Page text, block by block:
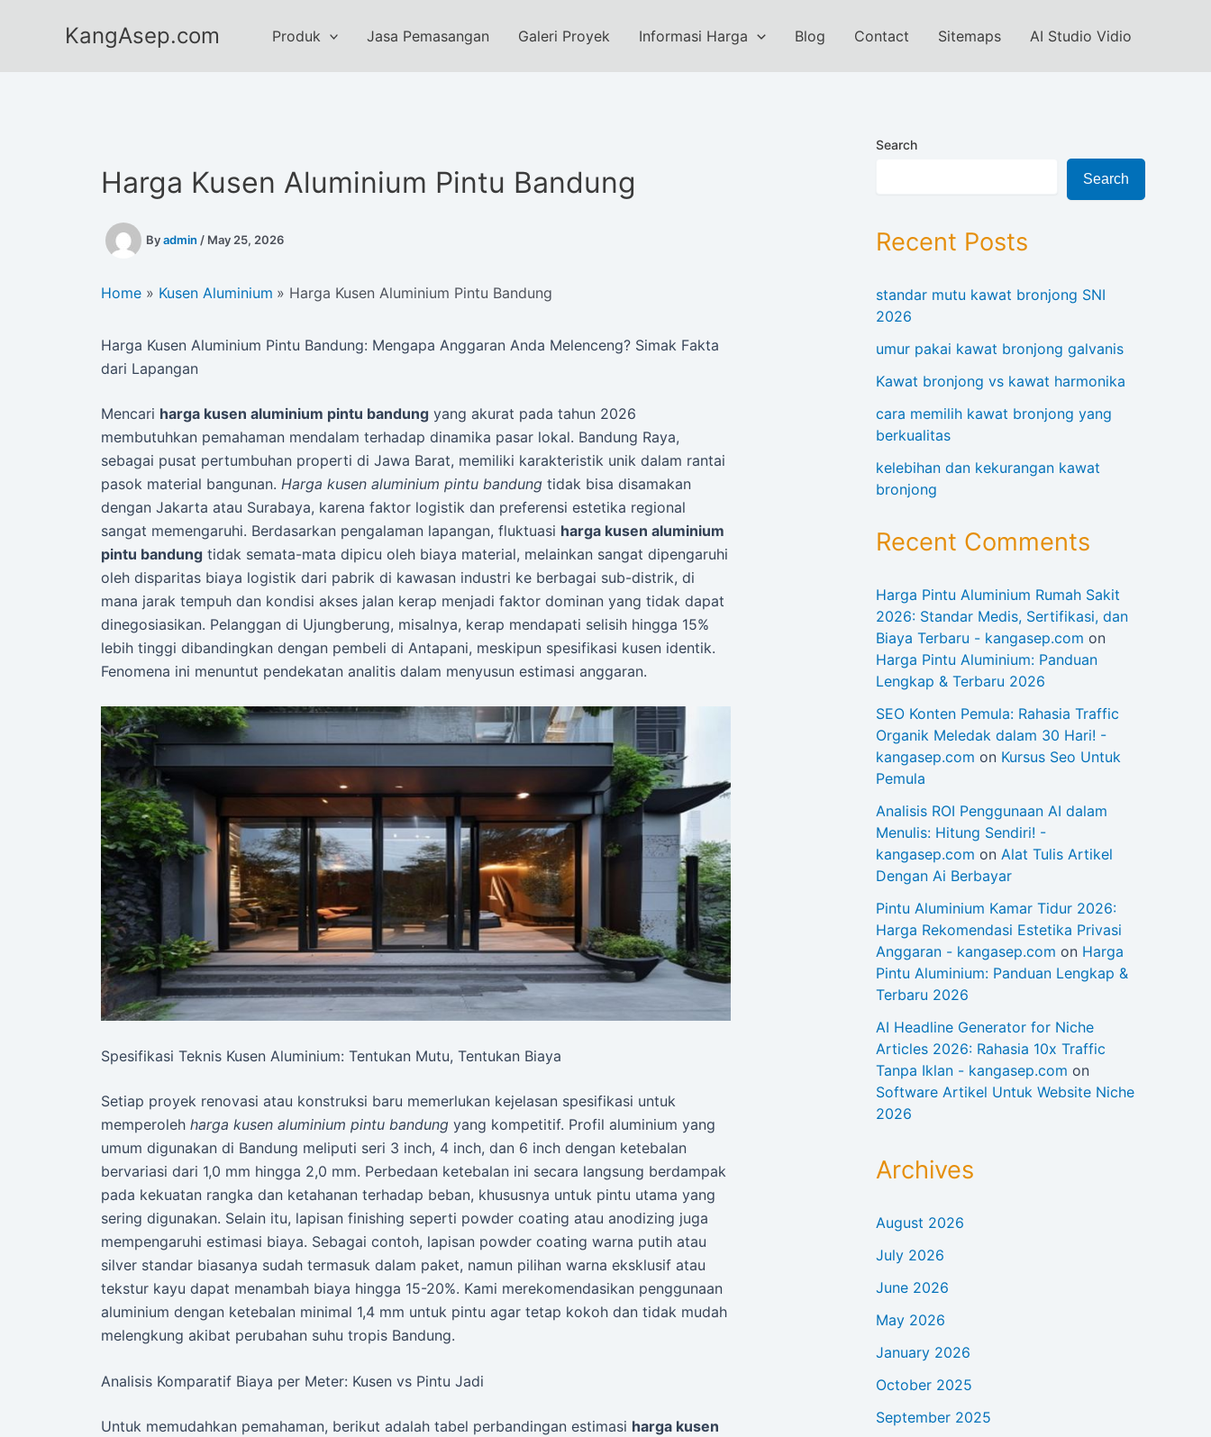
KangAsep.com Produk Jasa Pemasangan Galeri Proyek Informasi Harga Blog Contact Sitemaps AI Studio Vidio
Harga Kusen Aluminium Pintu Bandung
Byadmin / May 25, 2026
Home Kusen Aluminium Harga Kusen Aluminium Pintu Bandung
Harga Kusen Aluminium Pintu Bandung: Mengapa Anggaran Anda Melenceng? Simak Fakta
dari Lapangan
Mencari harga kusen aluminium pintu bandung yang akurat pada tahun 2026
membutuhkan pemahaman mendalam terhadap dinamika pasar lokal. Bandung Raya,
sebagai pusat pertumbuhan properti di Jawa Barat, memiliki karakteristik unik dalam rantai
pasok material bangunan. Harga kusen aluminium pintu bandung tidak bisa disamakan
dengan Jakarta atau Surabaya, karena faktor logistik dan preferensi estetika regional
sangat memengaruhi. Berdasarkan pengalaman lapangan, fluktuasi harga kusen aluminium
pintu bandung tidak semata-mata dipicu oleh biaya material, melainkan sangat dipengaruhi
oleh disparitas biaya logistik dari pabrik di kawasan industri ke berbagai sub-distrik, di
mana jarak tempuh dan kondisi akses jalan kerap menjadi faktor dominan yang tidak dapat
dinegosiasikan. Pelanggan di Ujungberung, misalnya, kerap mendapati selisih hingga 15%
lebih tinggi dibandingkan dengan pembeli di Antapani, meskipun spesifikasi kusen identik.
Fenomena ini menuntut pendekatan analitis dalam menyusun estimasi anggaran.
Spesifikasi Teknis Kusen Aluminium: Tentukan Mutu, Tentukan Biaya
Setiap proyek renovasi atau konstruksi baru memerlukan kejelasan spesifikasi untuk
memperoleh harga kusen aluminium pintu bandung yang kompetitif. Profil aluminium yang
umum digunakan di Bandung meliputi seri 3 inch, 4 inch, dan 6 inch dengan ketebalan
bervariasi dari 1,0 mm hingga 2,0 mm. Perbedaan ketebalan ini secara langsung berdampak
pada kekuatan rangka dan ketahanan terhadap beban, khususnya untuk pintu utama yang
sering digunakan. Selain itu, lapisan finishing seperti powder coating atau anodizing juga
mempengaruhi estimasi biaya. Sebagai contoh, lapisan powder coating warna putih atau
silver standar biasanya sudah termasuk dalam paket, namun pilihan warna eksklusif atau
tekstur kayu dapat menambah biaya hingga 15-20%. Kami merekomendasikan penggunaan
aluminium dengan ketebalan minimal 1,4 mm untuk pintu agar tetap kokoh dan tidak mudah
melengkung akibat perubahan suhu tropis Bandung.
Analisis Komparatif Biaya per Meter: Kusen vs Pintu Jadi
Untuk memudahkan pemahaman, berikut adalah tabel perbandingan estimasi harga kusen
Search
Search
Recent Posts
standar mutu kawat bronjong SNI
2026
umur pakai kawat bronjong galvanis
Kawat bronjong vs kawat harmonika
cara memilih kawat bronjong yang
berkualitas
kelebihan dan kekurangan kawat
bronjong
Recent Comments
Harga Pintu Aluminium Rumah Sakit
2026: Standar Medis, Sertifikasi, dan
Biaya Terbaru - kangasep.com on
Harga Pintu Aluminium: Panduan
Lengkap & Terbaru 2026
SEO Konten Pemula: Rahasia Traffic
Organik Meledak dalam 30 Hari! -
kangasep.com on Kursus Seo Untuk
Pemula
Analisis ROI Penggunaan AI dalam
Menulis: Hitung Sendiri! -
kangasep.com on Alat Tulis Artikel
Dengan Ai Berbayar
Pintu Aluminium Kamar Tidur 2026:
Harga Rekomendasi Estetika Privasi
Anggaran - kangasep.com on Harga
Pintu Aluminium: Panduan Lengkap &
Terbaru 2026
AI Headline Generator for Niche
Articles 2026: Rahasia 10x Traffic
Tanpa Iklan - kangasep.com on
Software Artikel Untuk Website Niche
2026
Archives
August 2026
July 2026
June 2026
May 2026
January 2026
October 2025
September 2025